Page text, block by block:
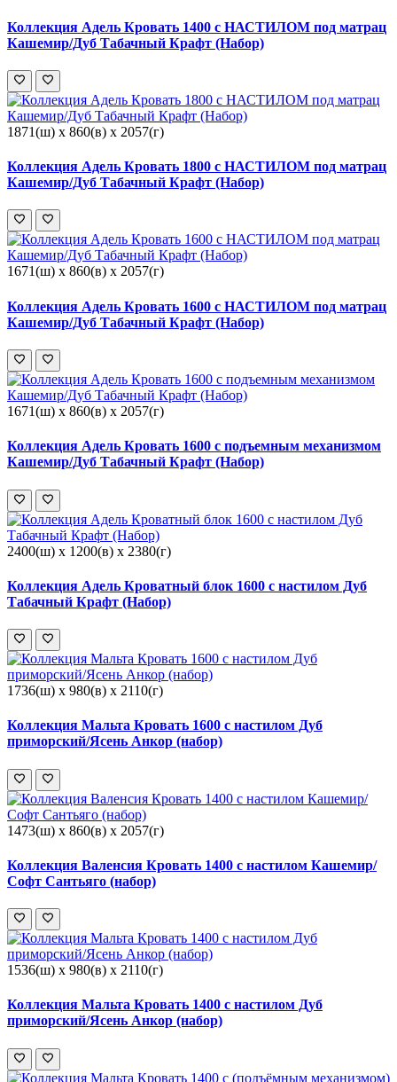
Коллекция Адель Кровать 1400 с НАСТИЛОМ под матрац
Кашемир/Дуб Табачный Крафт (Набор)
1871(ш) x 860(в) x 2057(г)
Коллекция Адель Кровать 1800 с НАСТИЛОМ под матрац
Кашемир/Дуб Табачный Крафт (Набор)
1671(ш) x 860(в) x 2057(г)
Коллекция Адель Кровать 1600 с НАСТИЛОМ под матрац
Кашемир/Дуб Табачный Крафт (Набор)
1671(ш) x 860(в) x 2057(г)
Коллекция Адель Кровать 1600 с подъемным механизмом
Кашемир/Дуб Табачный Крафт (Набор)
2400(ш) x 1200(в) x 2380(г)
Коллекция Адель Кроватный блок 1600 с настилом Дуб
Табачный Крафт (Набор)
1736(ш) x 980(в) x 2110(г)
Коллекция Мальта Кровать 1600 с настилом Дуб
приморский/Ясень Анкор (набор)
1473(ш) x 860(в) x 2057(г)
Коллекция Валенсия Кровать 1400 с настилом Кашемир/
Софт Сантьяго (набор)
1536(ш) x 980(в) x 2110(г)
Коллекция Мальта Кровать 1400 с настилом Дуб
приморский/Ясень Анкор (набор)